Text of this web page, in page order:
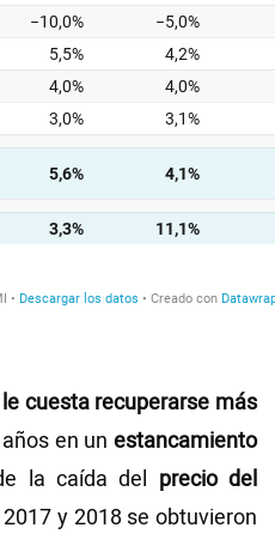
cuesta recuperarse más
años en unestancamiento
la caída del precio del
y 2018 se obtuvieron